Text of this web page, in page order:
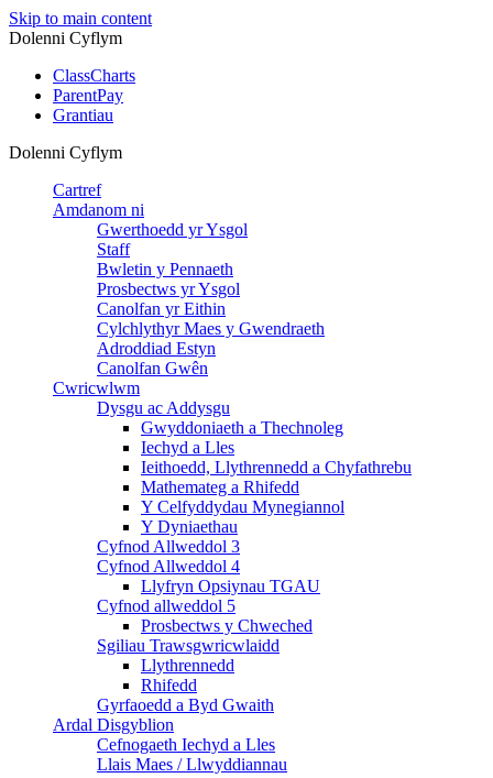
Skip to main content
Dolenni Cyflym
ClassCharts
ParentPay
Grantiau
Dolenni Cyflym
Cartref
Amdanom ni
Gwerthoedd yr Ysgol
Staff
Bwletin y Pennaeth
Prosbectws yr Ysgol
Canolfan yr Eithin
Cylchlythyr Maes y Gwendraeth
Adroddiad Estyn
Canolfan Gwên
Cwricwlwm
Dysgu ac Addysgu
Gwyddoniaeth a Thechnoleg
Iechyd a Lles
Ieithoedd, Llythrennedd a Chyfathrebu
Mathemateg a Rhifedd
Y Celfyddydau Mynegiannol
Y Dyniaethau
Cyfnod Allweddol 3
Cyfnod Allweddol 4
Llyfryn Opsiynau TGAU
Cyfnod allweddol 5
Prosbectws y Chweched
Sgiliau Trawsgwricwlaidd
Llythrennedd
Rhifedd
Gyrfaoedd a Byd Gwaith
Ardal Disgyblion
Cefnogaeth Iechyd a Lles
Llais Maes / Llwyddiannau